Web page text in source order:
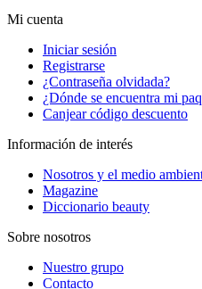
Mi cuenta
Iniciar sesión
Registrarse
¿Contraseña olvidada?
¿Dónde se encuentra mi
Canjear código descuento
Información de interés
Nosotros y el medio
Magazine
Diccionario beauty
Sobre nosotros
Nuestro grupo
Contacto